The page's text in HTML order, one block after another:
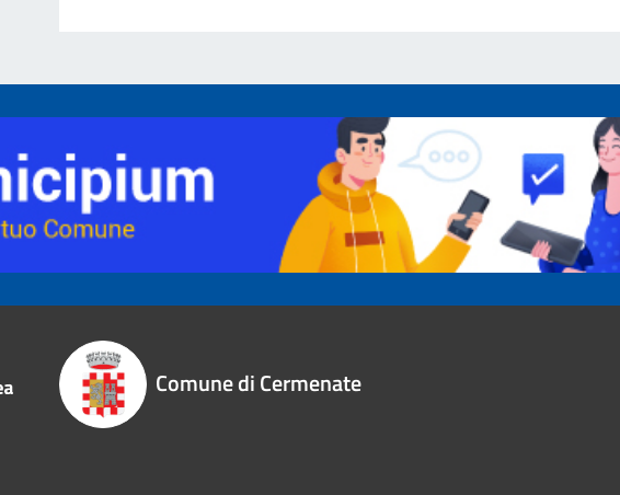
Comune di Cermenate